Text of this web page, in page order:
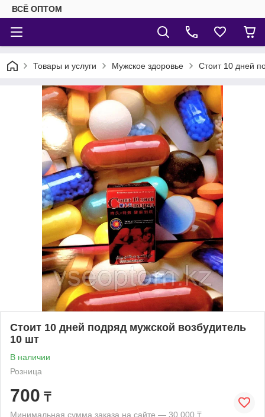
ВСЁ ОПТОМ
Товары и услуги Мужское здоровье Стоит 10 дней
Стоит 10 дней подряд мужской возбудитель
10 шт
В наличии
Розница
700 ₸
Минимальная сумма заказа на сайте — 30 000 ₸